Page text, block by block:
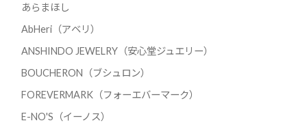
あらまほし
AbHeri（アベリ）
ANSHINDO JEWELRY（安心堂ジュエリー）
BOUCHERON（ブシュロン）
FOREVERMARK（フォーエバーマーク）
E-NO'S（イーノス）